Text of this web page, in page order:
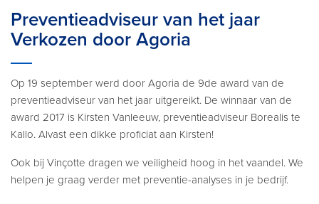
Preventieadviseur van het jaar
Verkozen door Agoria
Op 19 september werd door Agoria de 9de award van de
preventieadviseur van het jaar uitgereikt. De winnaar van de
award 2017 is Kirsten Vanleeuw, preventieadviseur Borealis te
Kallo. Alvast een dikke proficiat aan Kirsten!
Ook bij Vinçotte dragen we veiligheid hoog in het vaandel. We
helpen je graag verder met preventie-analyses in je bedrijf.